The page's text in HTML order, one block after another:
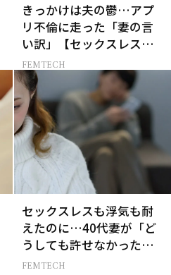
きっかけは夫の鬱…アプ
リ不倫に走った「妻の言
い訳」【セックスレス
AND THE CITY -女たちの
告白-】
FEMTECH
セックスレスも浮気も耐
えたのに…40代妻が「ど
うしても許せなかった」
夫の一言
FEMTECH